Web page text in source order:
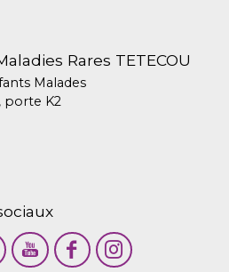
Rares TETECOU
Malades
porte K2